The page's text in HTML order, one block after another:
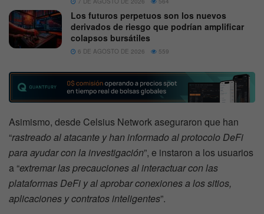
Los futuros perpetuos son los nuevos
derivados de riesgo que podrían amplificar
colapsos bursátiles
6 DE AGOSTO DE 2026 559
Asimismo, desde Celsius Network aseguraron que han
“rastreado al atacante y han informado al protocolo DeFi
para ayudar con la investigación”, e instaron a los usuarios
a “extremar las precauciones al interactuar con las
plataformas DeFi y al aprobar conexiones a los sitios,
aplicaciones y contratos inteligentes”.